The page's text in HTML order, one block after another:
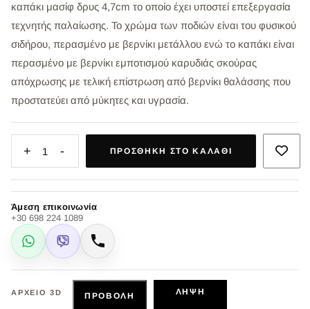
καπάκι μασίφ δρυς 4,7cm το οποίο έχει υποστεί επεξεργασία
τεχνητής παλαίωσης. Το χρώμα των ποδιών είναι του φυσικού
σιδήρου, περασμένο με βερνίκι μετάλλου ενώ το καπάκι είναι
περασμένο με βερνίκι εμποτισμού καρυδιάς σκούρας
απόχρωσης με τελική επίστρωση από βερνίκι θαλάσσης που
προστατεύει από μύκητες και υγρασία.
+ 1 - ΠΡΟΣΘΉΚΗ ΣΤΟ ΚΑΛΆΘΙ
Άμεση επικοινωνία
+30 698 224 1089
WhatsApp
Viber Κλήση
ΑΡΧΕΊΟ 3D ΠΡΟΒΟΛΉ ΛΉΨΗ